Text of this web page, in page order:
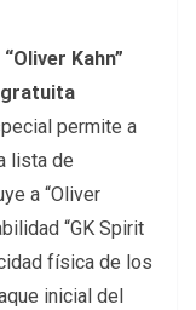
Kahn”
gratuita
permite a
lista de
a “Oliver
“GK Spirit
física de los
inicial del